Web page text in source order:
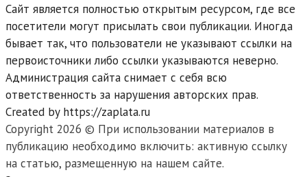
Сайт является полностью открытым ресурсом, где все
посетители могут присылать свои публикации. Иногда
бывает так, что пользователи не указывают ссылки на
первоисточники либо ссылки указываются неверно.
Администрация сайта снимает с себя всю
ответственность за нарушения авторских прав.
Created by https://zaplata.ru
Copyright 2026 © При использовании материалов в
публикацию необходимо включить: активную ссылку
на статью, размещенную на нашем сайте.